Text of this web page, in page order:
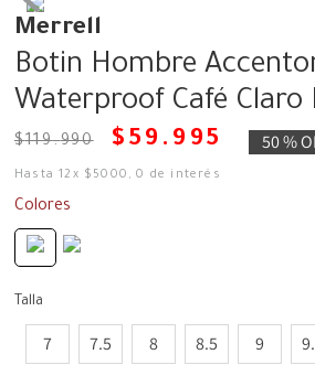
Merrell
Botin Hombre
Waterproof Café Claro
$119.990 $ 59 . 995 50 %
Hasta12 x $ 5000 ,0 de interés
Colores
Talla
7 7.5 8 8.5 9